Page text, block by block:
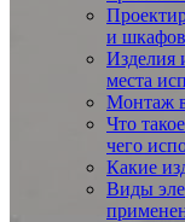
и
Изделия
места
Монтаж
Что
чего
Какие
Виды